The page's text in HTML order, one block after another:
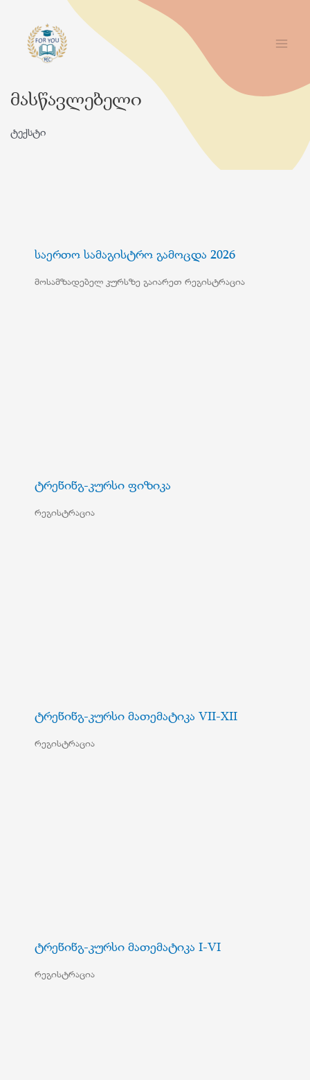
მასწავლებელი
ტექსტი
საერთო სამაგისტრო გამოცდა 2026
მოსამზადებელ კურსზე გაიარეთ რეგისტრაცია
ტრენინგ-კურსი ფიზიკა
რეგისტრაცია
ტრენინგ-კურსი მათემატიკა VII-XII
რეგისტრაცია
ტრენინგ-კურსი მათემატიკა I-VI
რეგისტრაცია